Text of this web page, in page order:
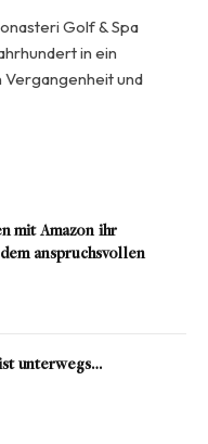
Golf & Spa
in ein
Vergangenheit und
mit Amazon ihr
anspruchsvollen
unterwegs…